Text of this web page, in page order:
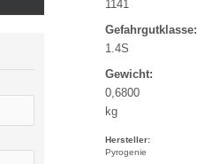
1141
Gefahrgutklasse:
1.4S
Gewicht:
0,6800
kg
Hersteller:
Pyrogenie